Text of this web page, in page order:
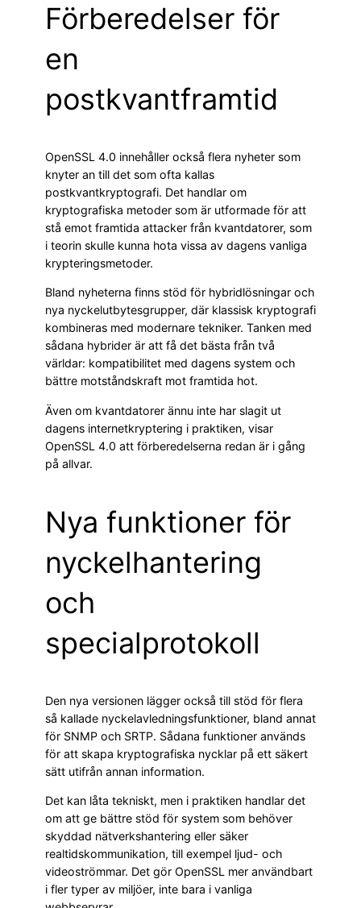
Förberedelser för
en
postkvantframtid
OpenSSL 4.0 innehåller också flera nyheter som
knyter an till det som ofta kallas
postkvantkryptografi. Det handlar om
kryptografiska metoder som är utformade för att
stå emot framtida attacker från kvantdatorer, som
i teorin skulle kunna hota vissa av dagens vanliga
krypteringsmetoder.
Bland nyheterna finns stöd för hybridlösningar och
nya nyckelutbytesgrupper, där klassisk kryptografi
kombineras med modernare tekniker. Tanken med
sådana hybrider är att få det bästa från två
världar: kompatibilitet med dagens system och
bättre motståndskraft mot framtida hot.
Även om kvantdatorer ännu inte har slagit ut
dagens internetkryptering i praktiken, visar
OpenSSL 4.0 att förberedelserna redan är i gång
på allvar.
Nya funktioner för
nyckelhantering
och
specialprotokoll
Den nya versionen lägger också till stöd för flera
så kallade nyckelavledningsfunktioner, bland annat
för SNMP och SRTP. Sådana funktioner används
för att skapa kryptografiska nycklar på ett säkert
sätt utifrån annan information.
Det kan låta tekniskt, men i praktiken handlar det
om att ge bättre stöd för system som behöver
skyddad nätverkshantering eller säker
realtidskommunikation, till exempel ljud- och
videoströmmar. Det gör OpenSSL mer användbart
i fler typer av miljöer, inte bara i vanliga